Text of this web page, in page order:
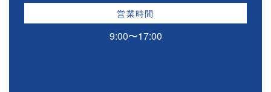
営業時間
9:00〜17:00